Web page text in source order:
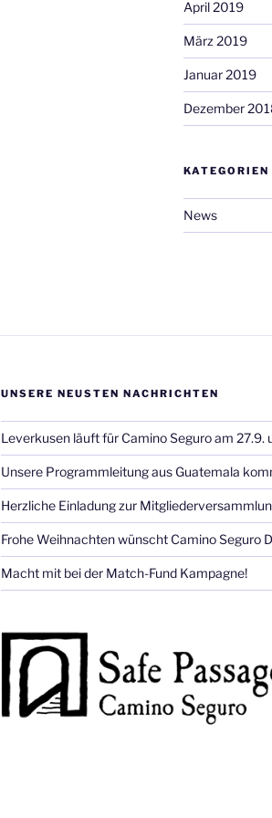
April 2019
März 2019
Januar 2019
Dezember
KATEGORIEN
News
UNSERE NEUSTEN NACHRICHTEN
Leverkusen läuft für Camino Seguro am 27.9.
Unsere Programmleitung aus Guatemala
Herzliche Einladung zur
Frohe Weihnachten wünscht Camino Seguro
Macht mit bei der Match-Fund Kampagne!